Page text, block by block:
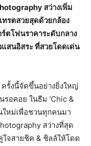
สว่างเพิ่ม
รตสวยสุดด้วยกล้อง
ตโฟนราคาระดับกลาง
สนอิสระ ที่สวยโดดเด่น
ครั้งนี้จัดขึ้นอย่างยิ่งใหญ่
อคอย ในธีม ‘Chic &
ใหม่เพื่อชวนทุกคนมา
สว่างที่สุด
ใจสายชิค & ชิลล์ให้โดด